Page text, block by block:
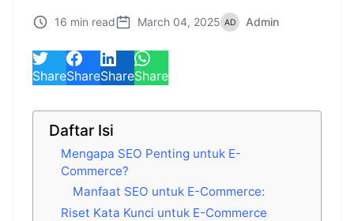
16 min read March 04, 2025 Admin
ShareShareShareShare
Daftar Isi
Mengapa SEO Penting untuk E-
Commerce?
Manfaat SEO untuk E-Commerce:
Riset Kata Kunci untuk E-Commerce